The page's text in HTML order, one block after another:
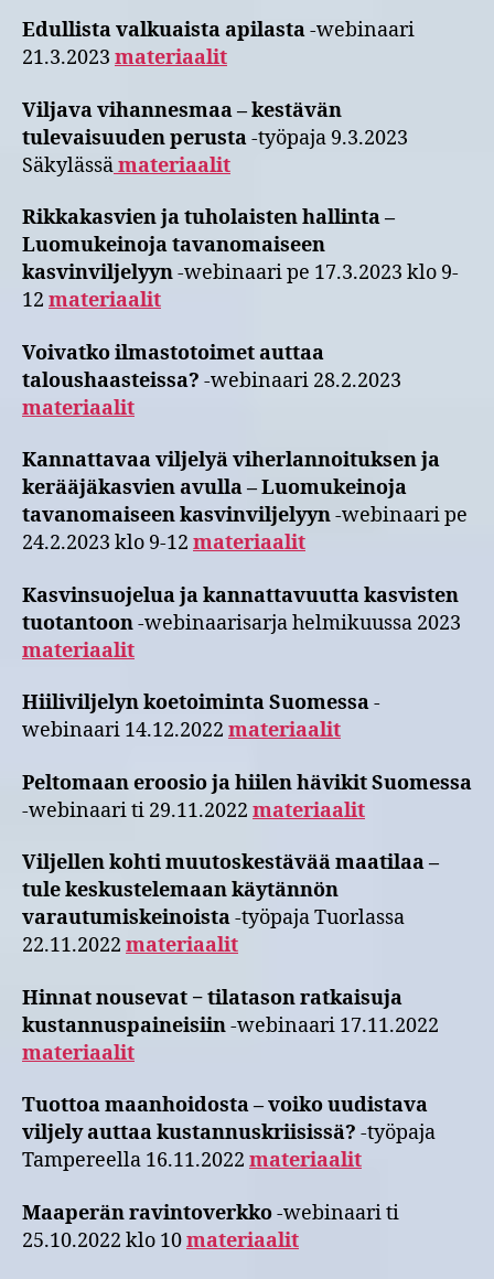
Edullista valkuaista apilasta-webinaari
21.3.2023 materiaalit
Viljava vihannesmaa – kestävän
tulevaisuuden perusta-työpaja 9.3.2023
Säkylässämateriaalit
Rikkakasvien ja tuholaisten hallinta –
Luomukeinoja tavanomaiseen
kasvinviljelyyn-webinaari pe 17.3.2023 klo 9-
12 materiaalit
Voivatko ilmastotoimet auttaa
taloushaasteissa? -webinaari 28.2.2023
materiaalit
Kannattavaa viljelyä viherlannoituksen ja
kerääjäkasvien avulla – Luomukeinoja
tavanomaiseen kasvinviljelyyn-webinaari pe
24.2.2023 klo 9-12 materiaalit
Kasvinsuojelua ja kannattavuutta kasvisten
tuotantoon-webinaarisarja helmikuussa 2023
materiaalit
Hiiliviljelyn koetoiminta Suomessa-
webinaari 14.12.2022 materiaalit
Peltomaan eroosio ja hiilen hävikit Suomessa
-webinaari ti 29.11.2022 materiaalit
Viljellen kohti muutoskestävää maatilaa –
tule keskustelemaan käytännön
varautumiskeinoista-työpaja Tuorlassa
22.11.2022 materiaalit
Hinnat nousevat − tilatason ratkaisuja
kustannuspaineisiin-webinaari 17.11.2022
materiaalit
Tuottoa maanhoidosta – voiko uudistava
viljely auttaa kustannuskriisissä? -työpaja
Tampereella 16.11.2022 materiaalit
Maaperän ravintoverkko-webinaari ti
25.10.2022 klo 10materiaalit